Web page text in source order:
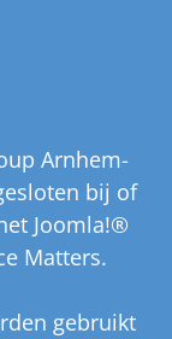
Arnhem-
bij of
Joomla!®
Matters.
gebruikt